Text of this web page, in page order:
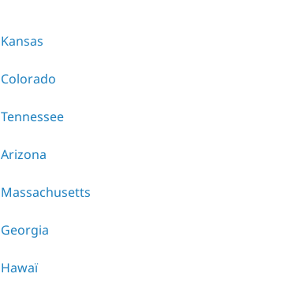
Kansas
Colorado
Tennessee
Arizona
Massachusetts
Georgia
Hawaï